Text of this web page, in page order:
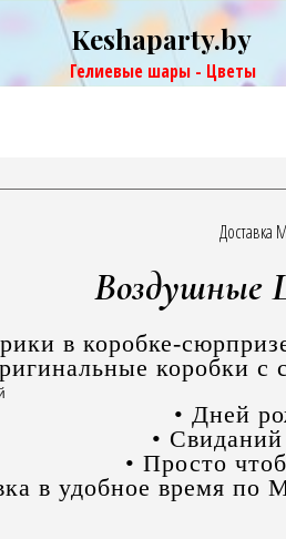
Keshaparty.by
Гелиевые шары - Цветы
Доставка
Воздушные
в коробке-
коробки
• Дней
•
• Просто
в удобное время по